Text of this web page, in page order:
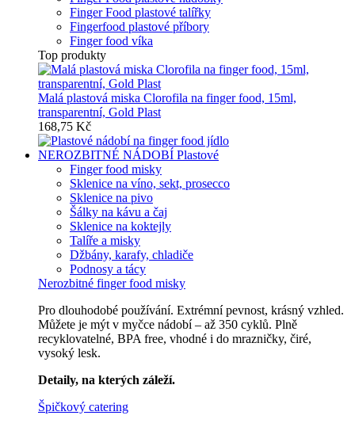
Finger Food plastové talířky
Fingerfood plastové příbory
Finger food víka
Top produkty
Malá plastová miska Clorofila na finger food, 15ml,
transparentní, Gold Plast
168,75 Kč
NEROZBITNÉ NÁDOBÍ Plastové
Finger food misky
Sklenice na víno, sekt, prosecco
Sklenice na pivo
Šálky na kávu a čaj
Sklenice na koktejly
Talíře a misky
Džbány, karafy, chladiče
Podnosy a tácy
Nerozbitné finger food misky
Pro dlouhodobé používání. Extrémní pevnost, krásný vzhled.
Můžete je mýt v myčce nádobí – až 350 cyklů. Plně
recyklovatelné, BPA free, vhodné i do mrazničky, čiré,
vysoký lesk.
Detaily, na kterých záleží.
Špičkový catering